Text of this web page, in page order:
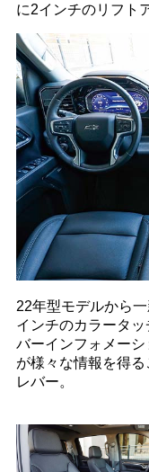
に2インチのリフト
22年型モデルから
インチのカラータ
バーインフォメー
が様々な情報を得
レバー。